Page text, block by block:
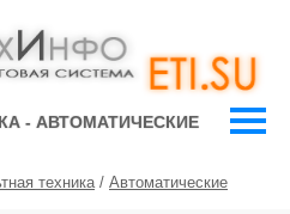
- АВТОМАТИЧЕСКИЕ
техника/ Автоматические